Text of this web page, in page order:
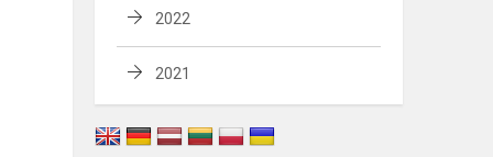
2022
2021